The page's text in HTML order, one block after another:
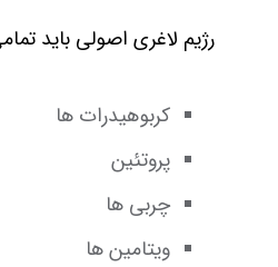
رژیم لاغری اصولی باید
کربوهیدرات ها
پروتئین
چربی ها
ویتامین ها